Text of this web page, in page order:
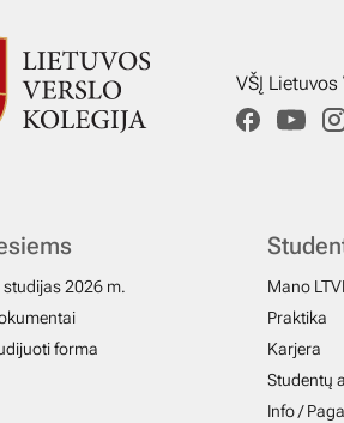
VŠĮ
studijas 2026 m.
forma
Mano
Praktika
Karjera
Studentų
Info /